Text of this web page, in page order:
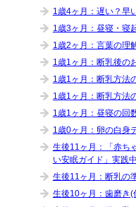
1歳4ヶ月：遅い？早
1歳3ヶ月：昼寝・寝
1歳2ヶ月：言葉の理
1歳1ヶ月：断乳後の
1歳1ヶ月：断乳方法
1歳1ヶ月：断乳方法
1歳1ヶ月：昼寝の回
1歳0ヶ月：卵の白身
生後11ヶ月：「赤ち
い安眠ガイド」実践中
生後11ヶ月：断乳の
生後10ヶ月：歯磨き(